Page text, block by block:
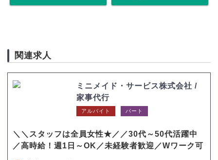
関連求人
ミニメイド・サービス株式会社 /
家事代行
アルバイト パート
＼＼スタッフは全員女性★／／30代～50代活躍中
／高時給！週1日～OK／未経験者歓迎／Wワーク可